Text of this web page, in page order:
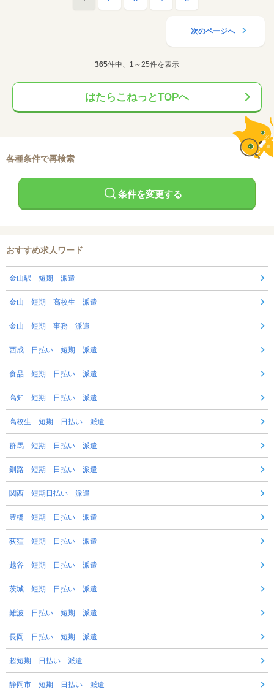
次のページへ
365件中、1～25件を表示
はたらこねっとTOPへ
各種条件で再検索
条件を変更する
おすすめ求人ワード
金山駅 短期 派遣
金山 短期 高校生 派遣
金山 短期 事務 派遣
西成 日払い 短期 派遣
食品 短期 日払い 派遣
高知 短期 日払い 派遣
高校生 短期 日払い 派遣
群馬 短期 日払い 派遣
釧路 短期 日払い 派遣
関西 短期日払い 派遣
豊橋 短期 日払い 派遣
荻窪 短期 日払い 派遣
越谷 短期 日払い 派遣
茨城 短期 日払い 派遣
難波 日払い 短期 派遣
長岡 日払い 短期 派遣
超短期 日払い 派遣
静岡市 短期 日払い 派遣